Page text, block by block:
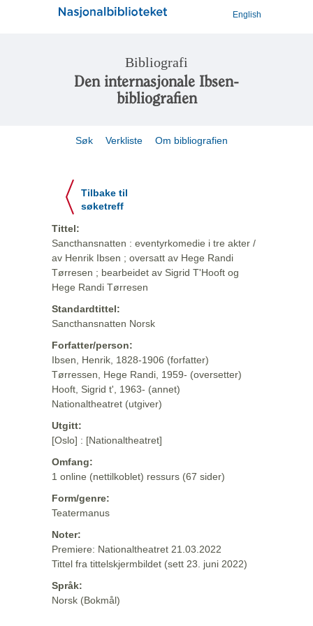
English
Bibliografi
Den internasjonale Ibsen-
bibliografien
Søk Verkliste Om bibliografien
Tilbake til
søketreff
Tittel:
Sancthansnatten : eventyrkomedie i tre akter /
av Henrik Ibsen ; oversatt av Hege Randi
Tørresen ; bearbeidet av Sigrid T'Hooft og
Hege Randi Tørresen
Standardtittel:
Sancthansnatten Norsk
Forfatter/person:
Ibsen, Henrik, 1828-1906 (forfatter)
Tørressen, Hege Randi, 1959- (oversetter)
Hooft, Sigrid t', 1963- (annet)
Nationaltheatret (utgiver)
Utgitt:
[Oslo] : [Nationaltheatret]
Omfang:
1 online (nettilkoblet) ressurs (67 sider)
Form/genre:
Teatermanus
Noter:
Premiere: Nationaltheatret 21.03.2022
Tittel fra tittelskjermbildet (sett 23. juni 2022)
Språk:
Norsk (Bokmål)